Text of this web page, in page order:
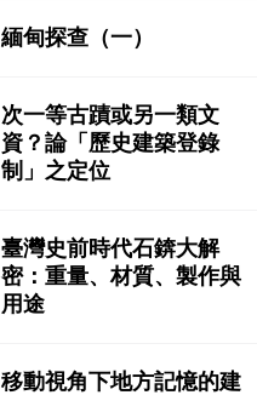
緬甸探查（一）
次一等古蹟或另一類文
資？論「歷史建築登錄
制」之定位
臺灣史前時代石錛大解
密：重量、材質、製作與
用途
移動視角下地方記憶的建